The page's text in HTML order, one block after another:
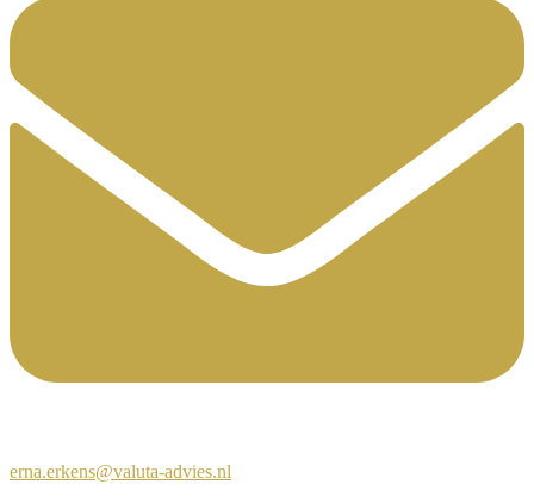
erna.erkens@valuta-advies.nl